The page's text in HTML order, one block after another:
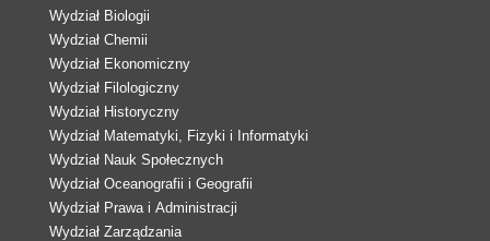
Wydział Biologii
Wydział Chemii
Wydział Ekonomiczny
Wydział Filologiczny
Wydział Historyczny
Wydział Matematyki, Fizyki i Informatyki
Wydział Nauk Społecznych
Wydział Oceanografii i Geografii
Wydział Prawa i Administracji
Wydział Zarządzania